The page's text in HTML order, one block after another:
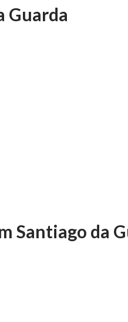
Guarda
Santiago da